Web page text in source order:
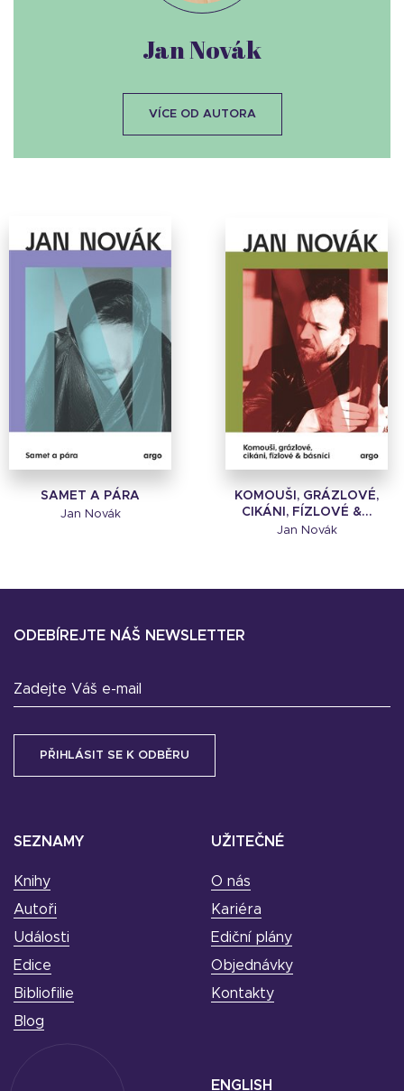
SAMET A PÁRA
Jan Novák
KOMOUŠI, GRÁZLOVÉ,
CIKÁNI, FÍZLOVÉ &...
Jan Novák
Jan Novák
VÍCE OD AUTORA
SEZNAMY
Knihy
Autoři
Události
Edice
Bibliofilie
Blog
UŽITEČNÉ
O nás
Kariéra
Ediční plány
Objednávky
Kontakty
ODEBÍREJTE NÁŠ NEWSLETTER
Zadejte Váš e-mail
ENGLISH